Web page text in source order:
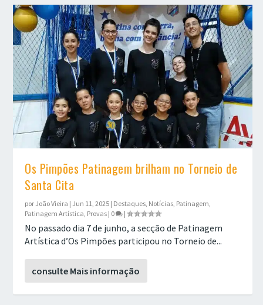
Os Pimpões Patinagem brilham no Torneio de
Santa Cita
por João Vieira | Jun 11, 2025 | Destaques, Notícias, Patinagem,
Patinagem Artística, Provas | 0 |
No passado dia 7 de junho, a secção de Patinagem
Artística d’Os Pimpões participou no Torneio de...
consulte Mais informação